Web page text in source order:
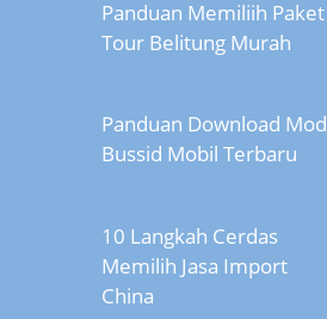
Panduan Memiliih Paket
Tour Belitung Murah
Panduan Download Mod
Bussid Mobil Terbaru
10 Langkah Cerdas
Memilih Jasa Import
China